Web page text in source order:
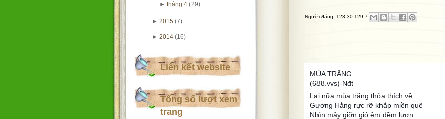
► tháng 4 (29)
► 2015 (7)
► 2014 (16)
Liên kết website
Tổng số lượt xem
trang
Người đăng: 123.30.129.7
MÙA TRĂNG
(688.vvs)-Nđt
Lại nữa mùa trăng thỏa thích về
Gương Hằng rực rỡ khắp miền quê
Nhìn mây giỡn gió êm đềm lượn